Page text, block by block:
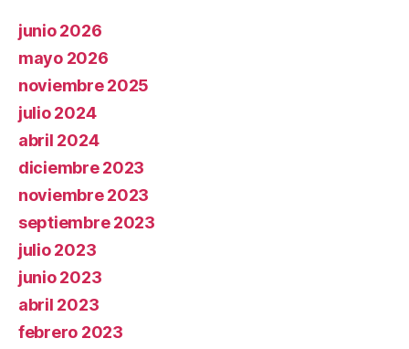
junio 2026
mayo 2026
noviembre 2025
julio 2024
abril 2024
diciembre 2023
noviembre 2023
septiembre 2023
julio 2023
junio 2023
abril 2023
febrero 2023